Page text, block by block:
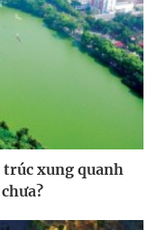
trúc xung quanh